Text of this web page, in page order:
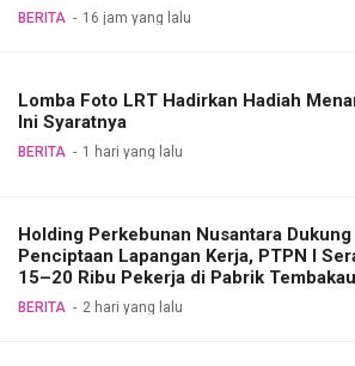
BERITA 16 jam yang lalu
Lomba Foto LRT Hadirkan Hadiah
Ini Syaratnya
BERITA 1 hari yang lalu
Holding Perkebunan Nusantara Dukung
Penciptaan Lapangan Kerja, PTPN I
15–20 Ribu Pekerja di Pabrik Tembakau
BERITA 2 hari yang lalu